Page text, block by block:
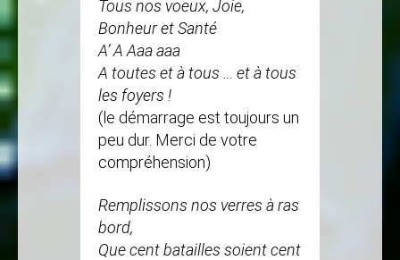
Tous nos voeux, Joie,
Bonheur et Santé
A’ A Aaa aaa
A toutes et à tous … et à tous
les foyers !
(le démarrage est toujours un
peu dur. Merci de votre
compréhension)
Remplissons nos verres à ras
bord,
Que cent batailles soient cent